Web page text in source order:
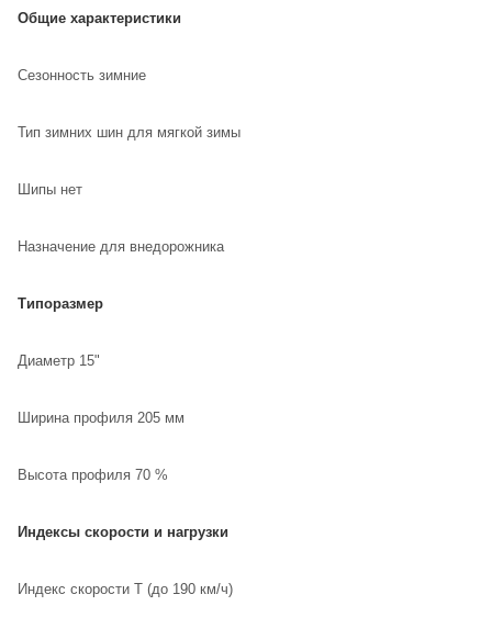
Общие характеристики
Сезонность зимние
Тип зимних шин для мягкой зимы
Шипы нет
Назначение для внедорожника
Типоразмер
Диаметр 15"
Ширина профиля 205 мм
Высота профиля 70 %
Индексы скорости и нагрузки
Индекс скорости T (до 190 км/ч)